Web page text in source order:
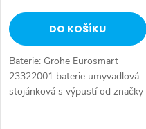
DO KOŠÍKU
Baterie: Grohe Eurosmart
23322001 baterie umyvadlová
stojánková s výpustí od značky
Grohe. Série: Eurosmart. Typ